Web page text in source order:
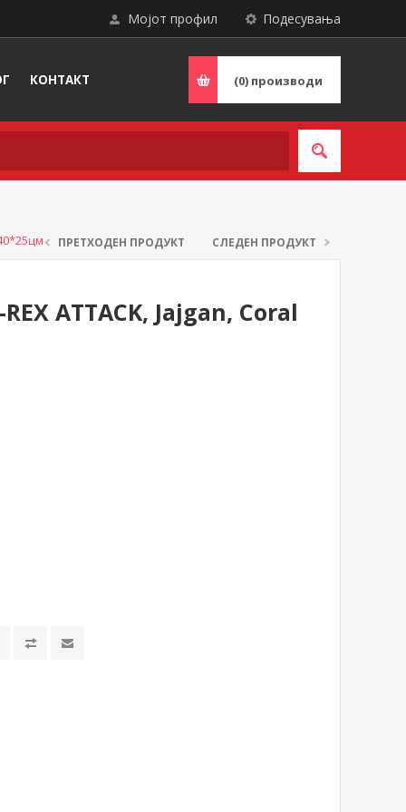
Подесувања
Мојот профил
КОНТАКТ (0) производи
ПРЕТХОДЕН ПРОДУКТ СЛЕДЕН ПРОДУКТ
ATTACK, Jajgan, Coral